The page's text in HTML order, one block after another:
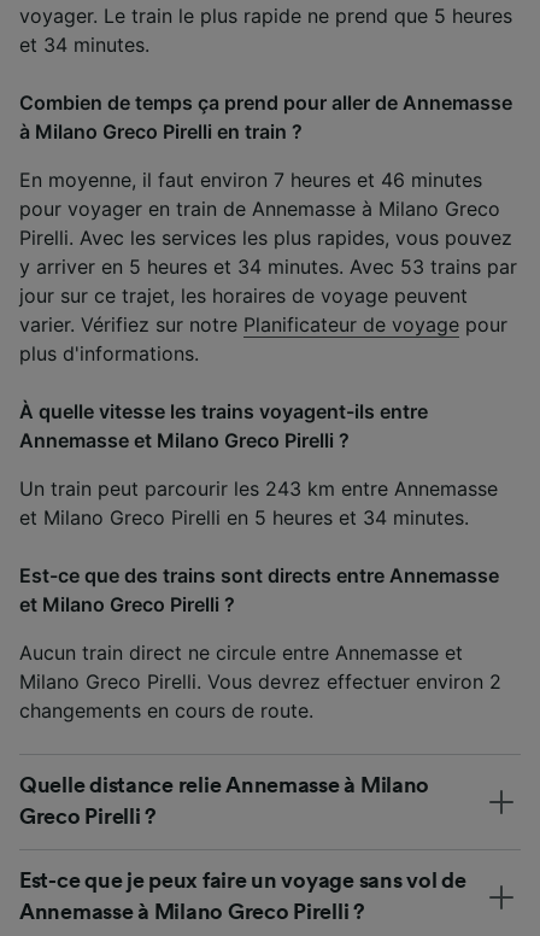
voyager. Le train le plus rapide ne prend que 5 heures
et 34 minutes.
Combien de temps ça prend pour aller de Annemasse
à Milano Greco Pirelli en train ?
En moyenne, il faut environ 7 heures et 46 minutes
pour voyager en train de Annemasse à Milano Greco
Pirelli. Avec les services les plus rapides, vous pouvez
y arriver en 5 heures et 34 minutes. Avec 53 trains par
jour sur ce trajet, les horaires de voyage peuvent
varier. Vérifiez sur notre Planificateur de voyage pour
plus d'informations.
À quelle vitesse les trains voyagent-ils entre
Annemasse et Milano Greco Pirelli ?
Un train peut parcourir les 243 km entre Annemasse
et Milano Greco Pirelli en 5 heures et 34 minutes.
Est-ce que des trains sont directs entre Annemasse
et Milano Greco Pirelli ?
Aucun train direct ne circule entre Annemasse et
Milano Greco Pirelli. Vous devrez effectuer environ 2
changements en cours de route.
Quelle distance relie Annemasse à Milano
Greco Pirelli ?
Est-ce que je peux faire un voyage sans vol de
Annemasse à Milano Greco Pirelli ?